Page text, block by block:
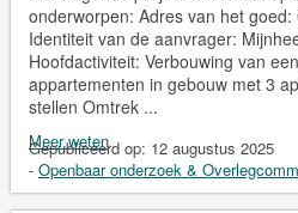
onderworpen: Adres van het
Identiteit van de aanvrager:
Hoofdactiviteit: Verbouwing van
appartementen in gebouw met 3
stellen Omtrek ...
Meer weten
Gepubliceerd op: 12 augustus 2025
- Openbaar onderzoek &